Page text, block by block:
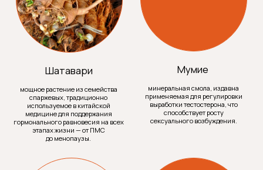
В разные периоды жизни либидо изменяется под
влиянием биологических или социальных
подростки испытывают гораздо большее
сексуальное возбуждение, чем в зрелые годы.
развиваются бурно, а затем слабеют. Женщины
в период овуляции чувствуют себя особенно
привлекательными и проявляют большую
готовность к сексу, а после менопаузы их либидо
естественным образом снижается.
Причинами снижения либидо могут быть
различные заболевания, тем или иным образом
у мужчин и гинекологические заболевания
у женщин, гипертоническая болезнь и сердечно-
ПРИЧИНЫ СНИЖЕНИЯ
ЛИБИДО